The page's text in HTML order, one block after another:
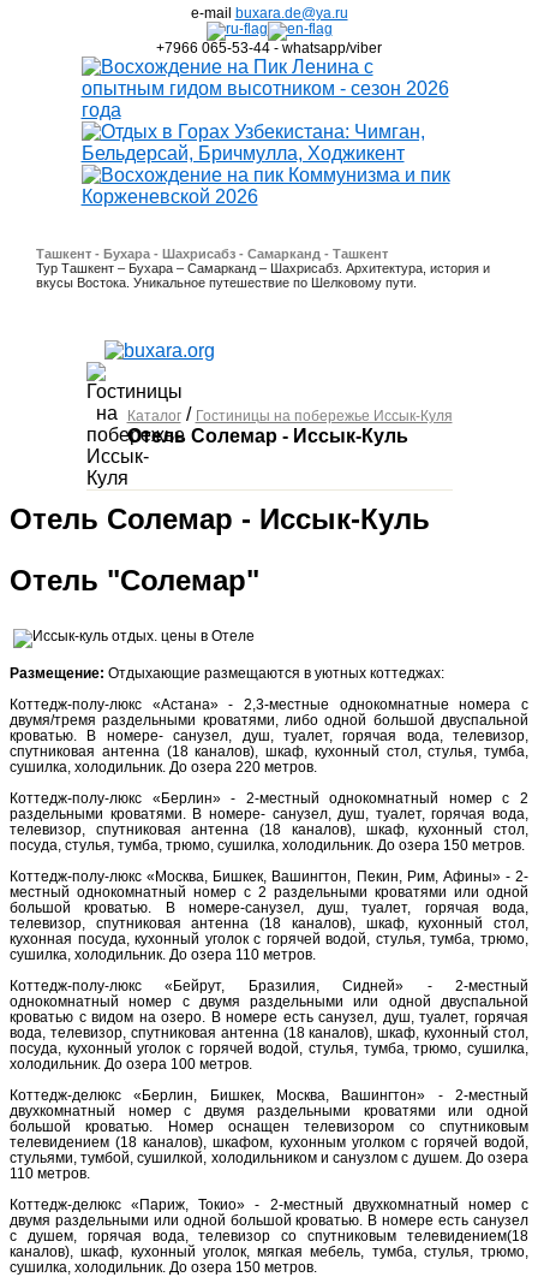
e-mail buxara.de@ya.ru
+7966 065-53-44 - whatsapp/viber
Ташкент - Бухара - Шахрисабз - Самарканд - Ташкент
Тур Ташкент – Бухара – Самарканд – Шахрисабз. Архитектура, история и
вкусы Востока. Уникальное путешествие по Шелковому пути.
Каталог/ Гостиницы на побережье Иссык-Куля
Отель Солемар - Иссык-Куль
Отель Солемар - Иссык-Куль
Отель "Солемар"
Размещение: Отдыхающие размещаются в уютных коттеджах:
Коттедж-полу-люкс «Астана» - 2,3-местные однокомнатные номера с
двумя/тремя раздельными кроватями, либо одной большой двуспальной
кроватью. В номере- санузел, душ, туалет, горячая вода, телевизор,
спутниковая антенна (18 каналов), шкаф, кухонный стол, стулья, тумба,
сушилка, холодильник. До озера 220 метров.
Коттедж-полу-люкс «Берлин» - 2-местный однокомнатный номер с 2
раздельными кроватями. В номере- санузел, душ, туалет, горячая вода,
телевизор, спутниковая антенна (18 каналов), шкаф, кухонный стол,
посуда, стулья, тумба, трюмо, сушилка, холодильник. До озера 150 метров.
Коттедж-полу-люкс «Москва, Бишкек, Вашингтон, Пекин, Рим, Афины» - 2-
местный однокомнатный номер с 2 раздельными кроватями или одной
большой кроватью. В номере-санузел, душ, туалет, горячая вода,
телевизор, спутниковая антенна (18 каналов), шкаф, кухонный стол,
кухонная посуда, кухонный уголок с горячей водой, стулья, тумба, трюмо,
сушилка, холодильник. До озера 110 метров.
Коттедж-полу-люкс «Бейрут, Бразилия, Сидней» - 2-местный
однокомнатный номер с двумя раздельными или одной двуспальной
кроватью с видом на озеро. В номере есть санузел, душ, туалет, горячая
вода, телевизор, спутниковая антенна (18 каналов), шкаф, кухонный стол,
посуда, кухонный уголок с горячей водой, стулья, тумба, трюмо, сушилка,
холодильник. До озера 100 метров.
Коттедж-делюкс «Берлин, Бишкек, Москва, Вашингтон» - 2-местный
двухкомнатный номер с двумя раздельными кроватями или одной
большой кроватью. Номер оснащен телевизором со спутниковым
телевидением (18 каналов), шкафом, кухонным уголком с горячей водой,
стульями, тумбой, сушилкой, холодильником и санузлом с душем. До озера
110 метров.
Коттедж-делюкс «Париж, Токио» - 2-местный двухкомнатный номер с
двумя раздельными или одной большой кроватью. В номере есть санузел
с душем, горячая вода, телевизор со спутниковым телевидением(18
каналов), шкаф, кухонный уголок, мягкая мебель, тумба, стулья, трюмо,
сушилка, холодильник. До озера 150 метров.